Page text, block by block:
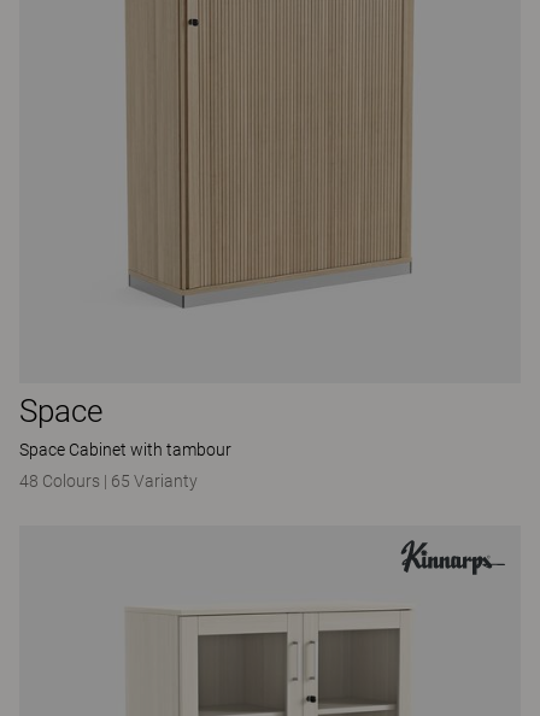
Space
Space Cabinet with tambour
48 Colours | 65 Varianty